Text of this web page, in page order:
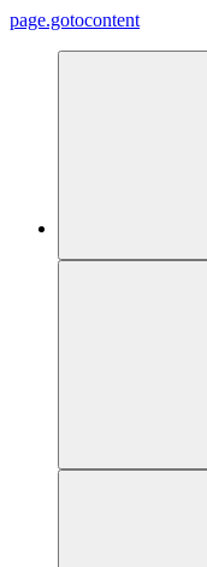
page.gotocontent